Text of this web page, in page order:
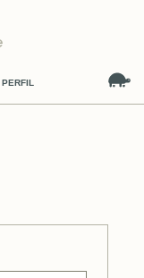
PERFIL